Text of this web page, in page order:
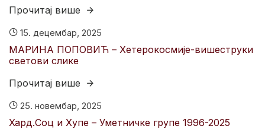
Прочитај више
15. децембар, 2025
МАРИНА ПОПОВИЋ – Хетерокосмије-вишеструки
светови слике
Прочитај више
25. новембар, 2025
Хард.Соц и Хyпе – Уметничке групе 1996-2025